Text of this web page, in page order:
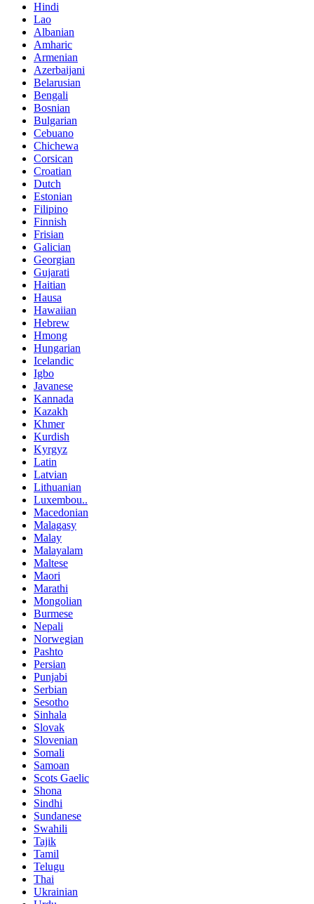
Hindi
Lao
Albanian
Amharic
Armenian
Azerbaijani
Belarusian
Bengali
Bosnian
Bulgarian
Cebuano
Chichewa
Corsican
Croatian
Dutch
Estonian
Filipino
Finnish
Frisian
Galician
Georgian
Gujarati
Haitian
Hausa
Hawaiian
Hebrew
Hmong
Hungarian
Icelandic
Igbo
Javanese
Kannada
Kazakh
Khmer
Kurdish
Kyrgyz
Latin
Latvian
Lithuanian
Luxembou..
Macedonian
Malagasy
Malay
Malayalam
Maltese
Maori
Marathi
Mongolian
Burmese
Nepali
Norwegian
Pashto
Persian
Punjabi
Serbian
Sesotho
Sinhala
Slovak
Slovenian
Somali
Samoan
Scots Gaelic
Shona
Sindhi
Sundanese
Swahili
Tajik
Tamil
Telugu
Thai
Ukrainian